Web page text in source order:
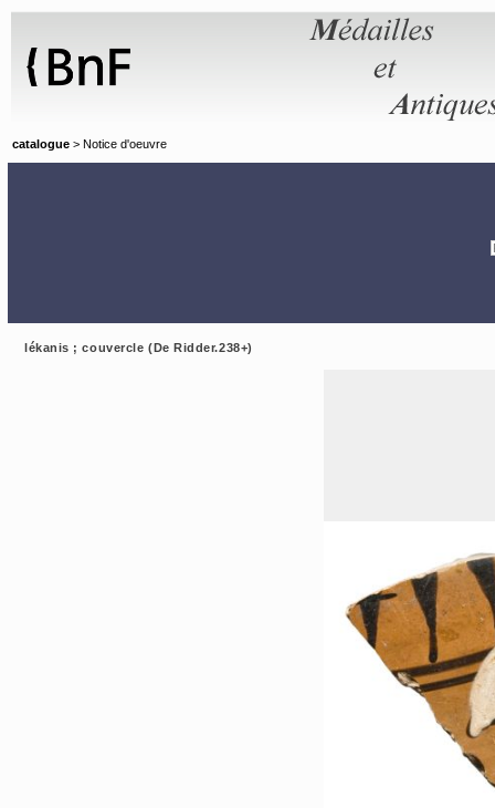
catalogue > Notice d'oeuvre
lékanis ; couvercle (De Ridder.238+)